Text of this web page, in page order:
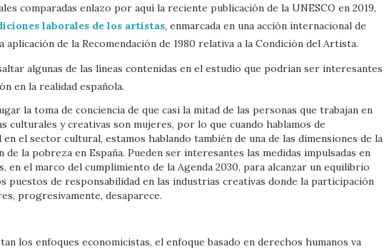
comparadas enlazo por aquí la reciente publicación de la UNESCO en 2019,
laborales de los artistas, enmarcada en una acción internacional de
de la Recomendación de 1980 relativa a la Condición del Artista.
algunas de las líneas contenidas en el estudio que podrían ser interesantes
en la realidad española.
la toma de conciencia de que casi la mitad de las personas que trabajan en
culturales y creativas son mujeres, por lo que cuando hablamos de
el sector cultural, estamos hablando también de una de las dimensiones de la
de la pobreza en España. Pueden ser interesantes las medidas impulsadas en
en el marco del cumplimiento de la Agenda 2030, para alcanzar un equilibrio
puestos de responsabilidad en las industrias creativas donde la participación
progresivamente, desaparece.
los enfoques economicistas, el enfoque basado en derechos humanos va